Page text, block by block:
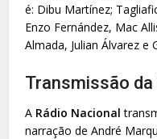
é: Dibu Martínez;
Enzo Fernández, Mac
Almada, Julian Álvarez e
Transmissão
A Rádio Nacional
narração de André